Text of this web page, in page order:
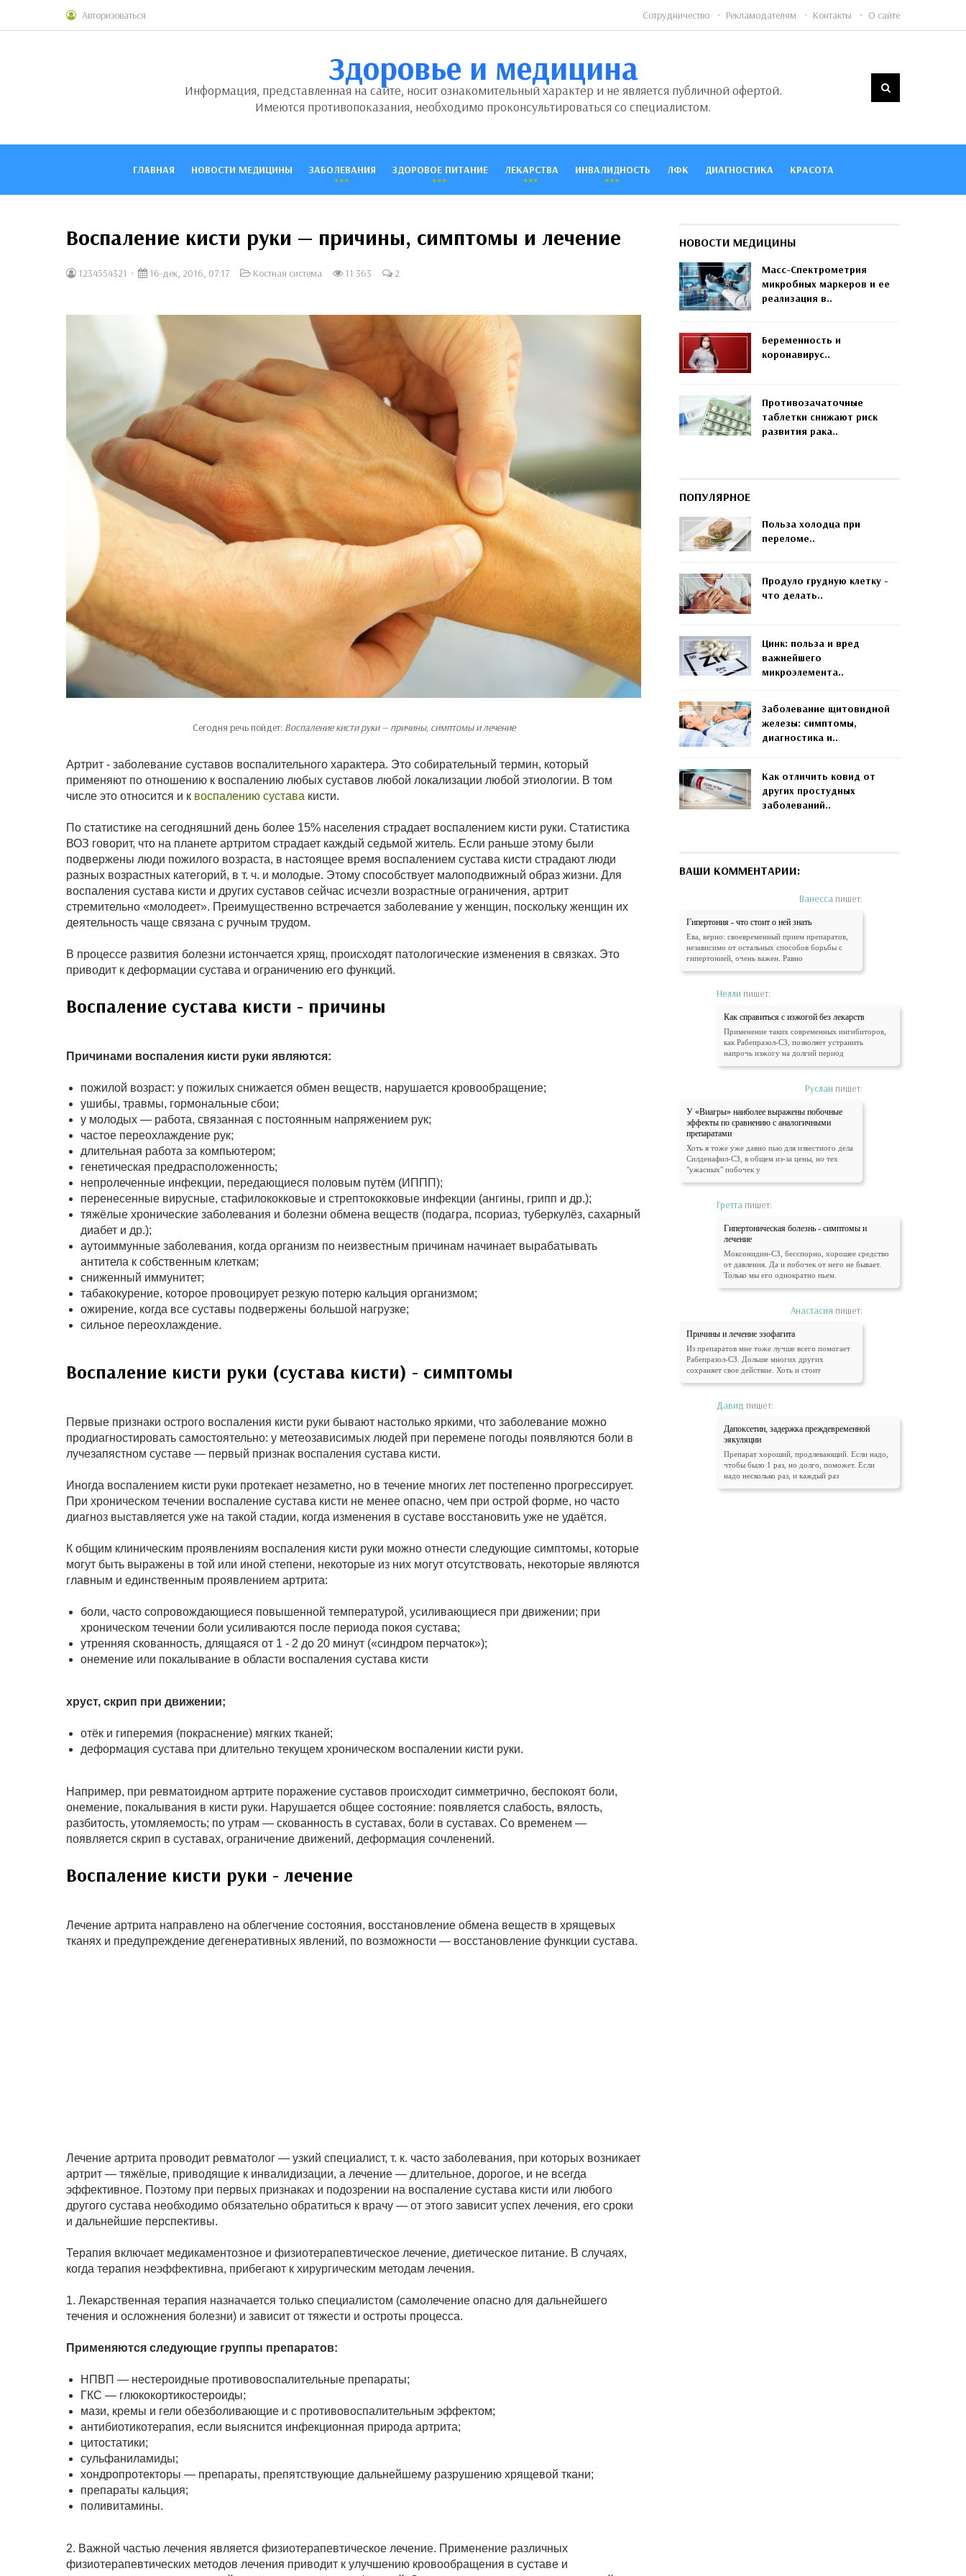
Авторизоваться Сотрудничество Рекламодателям Контакты О сайте
Здоровье и медицина
Информация, представленная на сайте, носит ознакомительный характер и не является публичной офертой.
Имеются противопоказания, необходимо проконсультироваться со специалистом.
ГЛАВНАЯ НОВОСТИ МЕДИЦИНЫ ЗАБОЛЕВАНИЯ ЗДОРОВОЕ ПИТАНИЕ ЛЕКАРСТВА ИНВАЛИДНОСТЬ ЛФК ДИАГНОСТИКА КРАСОТА
Воспаление кисти руки — причины, симптомы и лечение
1234554321 16-дек, 2016, 07:17 Костная система 11 363 2
Сегодня речь пойдет: Воспаление кисти руки — причины, симптомы и лечение
Артрит - заболевание суставов воспалительного характера. Это собирательный термин, который
применяют по отношению к воспалению любых суставов любой локализации любой этиологии. В том
числе это относится и к воспалению сустава кисти.
По статистике на сегодняшний день более 15% населения страдает воспалением кисти руки. Статистика
ВОЗ говорит, что на планете артритом страдает каждый седьмой житель. Если раньше этому были
подвержены люди пожилого возраста, в настоящее время воспалением сустава кисти страдают люди
разных возрастных категорий, в т. ч. и молодые. Этому способствует малоподвижный образ жизни. Для
воспаления сустава кисти и других суставов сейчас исчезли возрастные ограничения, артрит
стремительно «молодеет». Преимущественно встречается заболевание у женщин, поскольку женщин их
деятельность чаще связана с ручным трудом.
В процессе развития болезни истончается хрящ, происходят патологические изменения в связках. Это
приводит к деформации сустава и ограничению его функций.
Воспаление сустава кисти - причины
Причинами воспаления кисти руки являются:
пожилой возраст: у пожилых снижается обмен веществ, нарушается кровообращение;
ушибы, травмы, гормональные сбои;
у молодых — работа, связанная с постоянным напряжением рук;
частое переохлаждение рук;
длительная работа за компьютером;
генетическая предрасположенность;
непролеченные инфекции, передающиеся половым путём (ИППП);
перенесенные вирусные, стафилококковые и стрептококковые инфекции (ангины, грипп и др.);
тяжёлые хронические заболевания и болезни обмена веществ (подагра, псориаз, туберкулёз, сахарный
диабет и др.);
аутоиммунные заболевания, когда организм по неизвестным причинам начинает вырабатывать
антитела к собственным клеткам;
сниженный иммунитет;
табакокурение, которое провоцирует резкую потерю кальция организмом;
ожирение, когда все суставы подвержены большой нагрузке;
сильное переохлаждение.
Воспаление кисти руки (сустава кисти) - симптомы
Первые признаки острого воспаления кисти руки бывают настолько яркими, что заболевание можно
продиагностировать самостоятельно: у метеозависимых людей при перемене погоды появляются боли в
лучезапястном суставе — первый признак воспаления сустава кисти.
Иногда воспалением кисти руки протекает незаметно, но в течение многих лет постепенно прогрессирует.
При хроническом течении воспаление сустава кисти не менее опасно, чем при острой форме, но часто
диагноз выставляется уже на такой стадии, когда изменения в суставе восстановить уже не удаётся.
К общим клиническим проявлениям воспаления кисти руки можно отнести следующие симптомы, которые
могут быть выражены в той или иной степени, некоторые из них могут отсутствовать, некоторые являются
главным и единственным проявлением артрита:
боли, часто сопровождающиеся повышенной температурой, усиливающиеся при движении; при
хроническом течении боли усиливаются после периода покоя сустава;
утренняя скованность, длящаяся от 1 - 2 до 20 минут («синдром перчаток»);
онемение или покалывание в области воспаления сустава кисти
хруст, скрип при движении;
отёк и гиперемия (покраснение) мягких тканей;
деформация сустава при длительно текущем хроническом воспалении кисти руки.
Например, при ревматоидном артрите поражение суставов происходит симметрично, беспокоят боли,
онемение, покалывания в кисти руки. Нарушается общее состояние: появляется слабость, вялость,
разбитость, утомляемость; по утрам — скованность в суставах, боли в суставах. Со временем —
появляется скрип в суставах, ограничение движений, деформация сочленений.
Воспаление кисти руки - лечение
Лечение артрита направлено на облегчение состояния, восстановление обмена веществ в хрящевых
тканях и предупреждение дегенеративных явлений, по возможности — восстановление функции сустава.
Лечение артрита проводит ревматолог — узкий специалист, т. к. часто заболевания, при которых возникает
артрит — тяжёлые, приводящие к инвалидизации, а лечение — длительное, дорогое, и не всегда
эффективное. Поэтому при первых признаках и подозрении на воспаление сустава кисти или любого
другого сустава необходимо обязательно обратиться к врачу — от этого зависит успех лечения, его сроки
и дальнейшие перспективы.
Терапия включает медикаментозное и физиотерапевтическое лечение, диетическое питание. В случаях,
когда терапия неэффективна, прибегают к хирургическим методам лечения.
1. Лекарственная терапия назначается только специалистом (самолечение опасно для дальнейшего
течения и осложнения болезни) и зависит от тяжести и остроты процесса.
Применяются следующие группы препаратов:
НПВП — нестероидные противовоспалительные препараты;
ГКС — глюкокортикостероиды;
мази, кремы и гели обезболивающие и с противовоспалительным эффектом;
антибиотикотерапия, если выяснится инфекционная природа артрита;
цитостатики;
сульфаниламиды;
хондропротекторы — препараты, препятствующие дальнейшему разрушению хрящевой ткани;
препараты кальция;
поливитамины.
2. Важной частью лечения является физиотерапевтическое лечение. Применение различных
физиотерапевтических методов лечения приводит к улучшению кровообращения в суставе и
НОВОСТИ МЕДИЦИНЫ
Масс-Спектрометрия
микробных маркеров и ее
реализация в..
Беременность и
коронавирус..
Противозачаточные
таблетки снижают риск
развития рака..
ПОПУЛЯРНОЕ
Польза холодца при
переломе..
Продуло грудную клетку -
что делать..
Цинк: польза и вред
важнейшего
микроэлемента..
Заболевание щитовидной
железы: симптомы,
диагностика и..
Как отличить ковид от
других простудных
заболеваний..
ВАШИ КОММЕНТАРИИ:
Ванесса пишет:
Гипертония - что стоит о ней знать
Ева, верно: своевременный прием препаратов,
независимо от остальных способов борьбы с
гипертонией, очень важен. Равно
Нелли пишет:
Как справиться с изжогой без лекарств
Применение таких современных ингибиторов,
как Рабепразол-СЗ, позволяет устранить
напрочь изжогу на долгий период
Руслан пишет:
У «Виагры» наиболее выражены побочные
эффекты по сравнению с аналогичными
препаратами
Хоть я тоже уже давно пью для известного дела
Силденафил-СЗ, в общем из-за цены, но тех
"ужасных" побочек у
Гретта пишет:
Гипертоническая болезнь - симптомы и
лечение
Моксонидин-СЗ, бесспорно, хорошее средство
от давления. Да и побочек от него не бывает.
Только мы его однократно пьем.
Анастасия пишет:
Причины и лечение эзофагита
Из препаратов мне тоже лучше всего помогает
Рабепразол-СЗ. Дольше многих других
сохраняет свое действие. Хоть и стоит
Давид пишет:
Дапоксетин, задержка преждевременной
эякуляции
Препарат хороший, продлевающий. Если надо,
чтобы было 1 раз, но долго, поможет. Если
надо несколько раз, и каждый раз